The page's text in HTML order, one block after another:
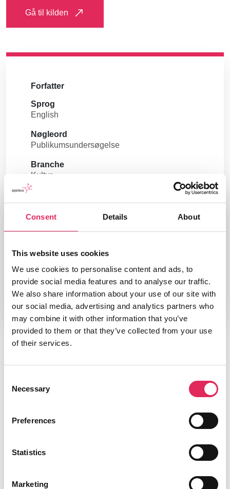
Consent Details About
This website uses cookies
We use cookies to personalise content and ads, to
provide social media features and to analyse our traffic.
We also share information about your use of our site with
our social media, advertising and analytics partners who
may combine it with other information that you’ve
provided to them or that they’ve collected from your use
of their services.
Selection
Necessary
Preferences
Statistics
Marketing
Gå til kilden
Forfatter
Sprog
English
Nøgleord
Publikumsundersøgelse
Branche
Kultur
2007
Udgiver/forlag
WolfBrown